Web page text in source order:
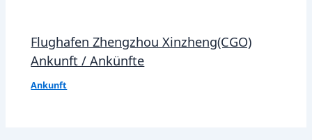
Flughafen Zhengzhou Xinzheng(CGO)
Ankunft / Ankünfte
Ankunft